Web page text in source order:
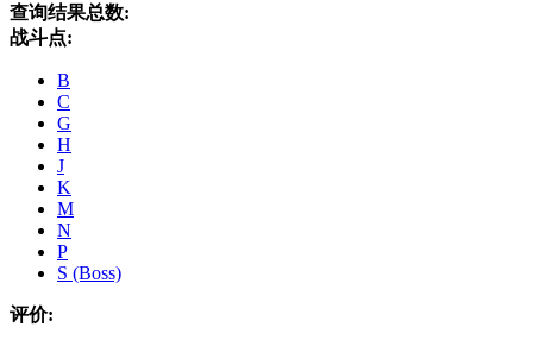
查询结果总数:
战斗点:
B
C
G
H
J
K
M
N
P
S (Boss)
评价: